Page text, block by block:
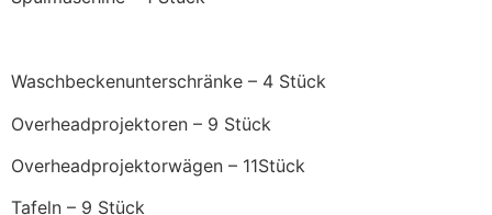
Waschbeckenunterschränke – 4 Stück
Overheadprojektoren – 9 Stück
Overheadprojektorwägen – 11Stück
Tafeln – 9 Stück